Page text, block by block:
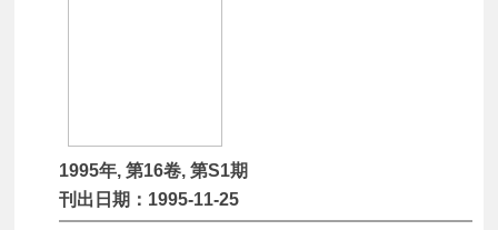
1995年, 第16卷, 第S1期
刊出日期：1995-11-25